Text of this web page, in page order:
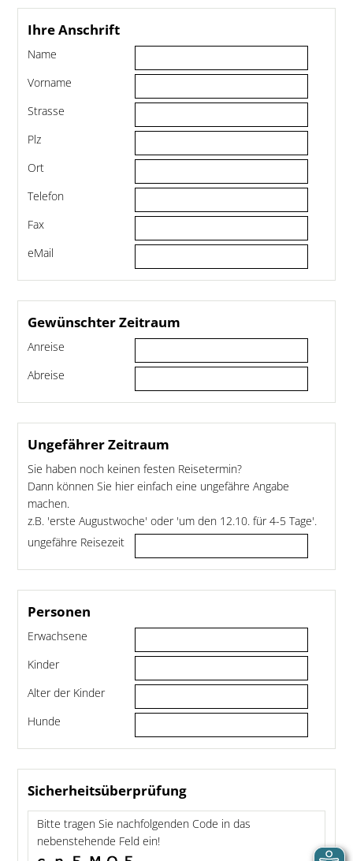
Ihre Anschrift
Name
Vorname
Strasse
Plz
Ort
Telefon
Fax
eMail
Gewünschter Zeitraum
Anreise
Abreise
Ungefährer Zeitraum
Sie haben noch keinen festen Reisetermin?
Dann können Sie hier einfach eine ungefähre Angabe
machen.
z.B. 'erste Augustwoche' oder 'um den 12.10. für 4-5 Tage'.
ungefähre Reisezeit
Personen
Erwachsene
Kinder
Alter der Kinder
Hunde
Sicherheitsüberprüfung
Bitte tragen Sie nachfolgenden Code in das
nebenstehende Feld ein!